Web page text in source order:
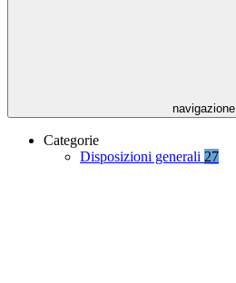
navigazione
Categorie
Disposizioni generali 27